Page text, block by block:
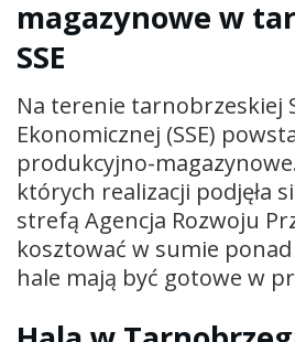
magazynowe w
SSE
Na terenie tarnobrzeskiej
Ekonomicznej (SSE)
produkcyjno-
których realizacji podjęła
strefą Agencja Rozwoju
kosztować w sumie ponad
hale mają być gotowe w